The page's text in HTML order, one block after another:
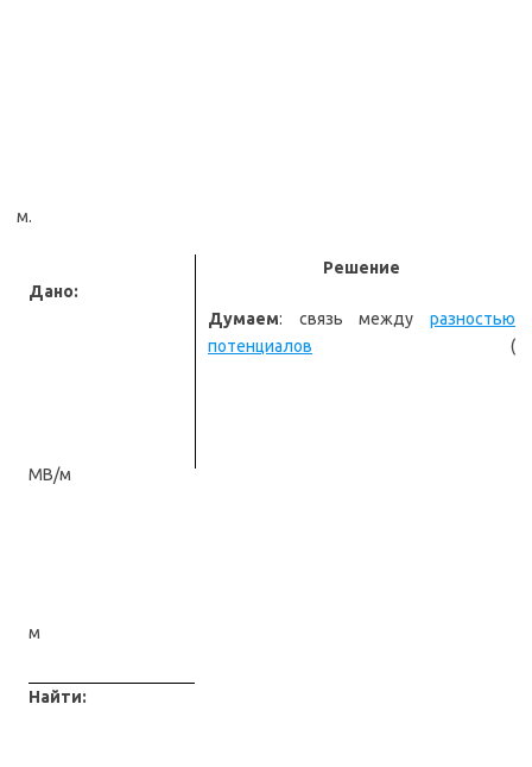
м.
Дано:
МВ/м
м
Найти:
Решение
Думаем: связь между разностью
потенциалов (